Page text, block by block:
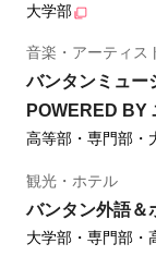
大学部
音楽・アーティス
バンタンミュー
POWERED BY
高等部・専門部・
観光・ホテル
バンタン外語＆
大学部・専門部・